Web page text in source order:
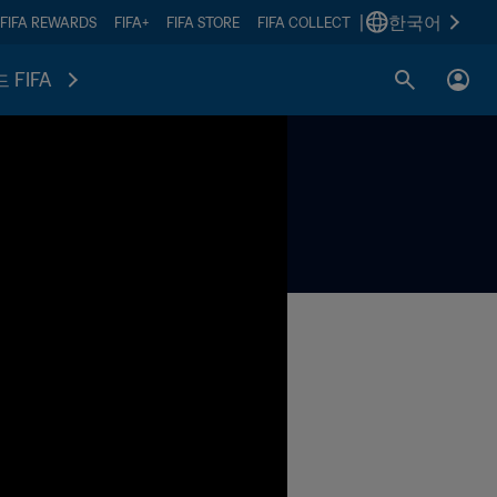
FIFA REWARDS FIFA+ FIFA STORE FIFA COLLECT 한국어
FIFA